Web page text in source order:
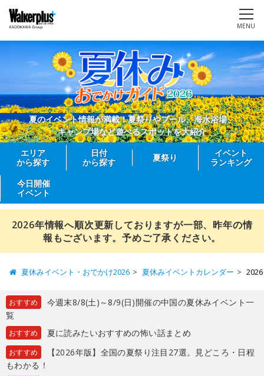
MENU
夏のイベント情報が満載！夏祭りやプール、海水浴場、
キャンプ場など遊べるスポットを大紹介
エリア
から探す
日付
から探す
夏祭り
イベント
ランキング
今日開催
イベント
2026年情報へ順次更新しておりますが一部、昨年の情
報もございます。予めご了承ください。
夏休みイベント・おでかけ2026 夏休みイベントカレンダー
おすすめ
今週末8/8(土)～8/9(日)開催の中国の夏休みイベント一
覧
おすすめ 夏に読みたいおすすめの怖い話まとめ
おすすめ
【2026年版】全国の夏祭り注目27選。見どころ・日程
もわかる！